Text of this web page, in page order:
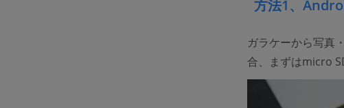
方法1、
ガラケーから写真
合、まずはmicro